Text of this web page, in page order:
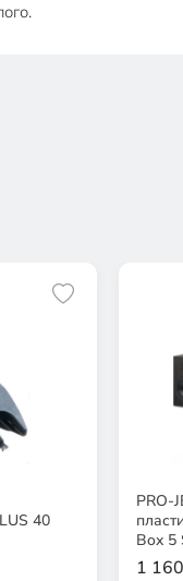
40
PRO-
Box
1